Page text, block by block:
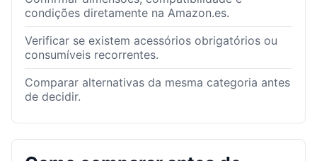
condições diretamente na Amazon.es.
Verificar se existem acessórios obrigatórios ou
consumíveis recorrentes.
Comparar alternativas da mesma categoria antes
de decidir.